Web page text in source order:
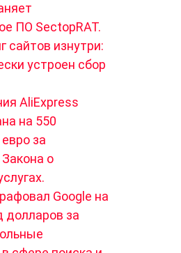
ПО SectopRAT.
сайтов изнутри:
устроен сбор
AliExpress
на 550
за
о
Google на
долларов за